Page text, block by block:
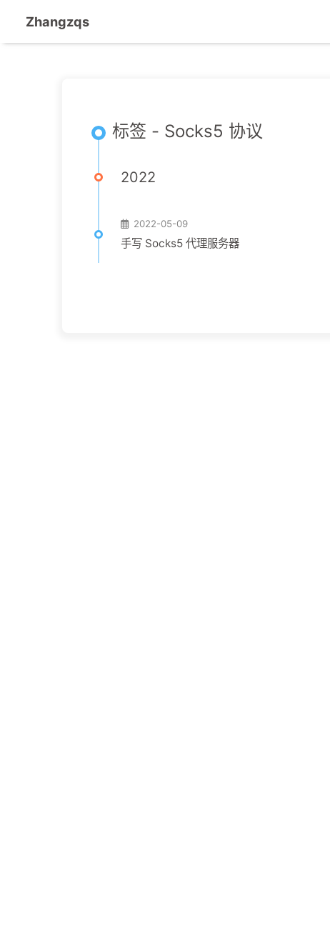
Zhangzqs
标签 - Socks5 协议
2022
2022-05-09
手写 Socks5 代理服务器